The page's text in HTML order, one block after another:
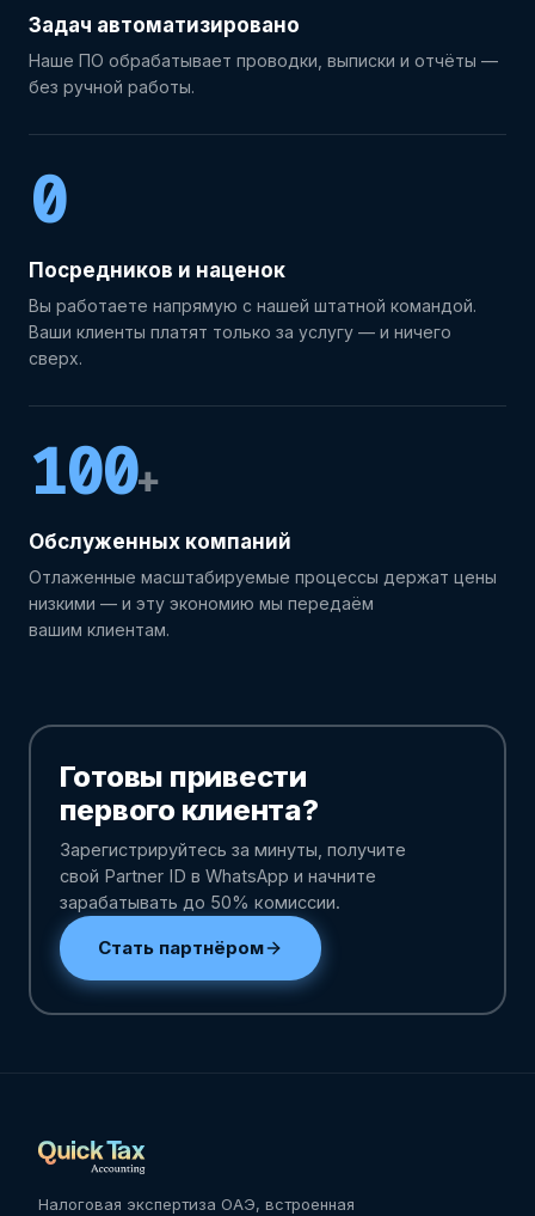
Задач автоматизировано
Наше ПО обрабатывает проводки, выписки и отчёты —
без ручной работы.
0
Посредников и наценок
Вы работаете напрямую с нашей штатной командой.
Ваши клиенты платят только за услугу — и ничего
сверх.
100+
Обслуженных компаний
Отлаженные масштабируемые процессы держат цены
низкими — и эту экономию мы передаём
вашим клиентам.
Готовы привести
первого клиента?
Зарегистрируйтесь за минуты, получите
свой Partner ID в WhatsApp и начните
зарабатывать до 50% комиссии.
Стать партнёром
Налоговая экспертиза ОАЭ, встроенная